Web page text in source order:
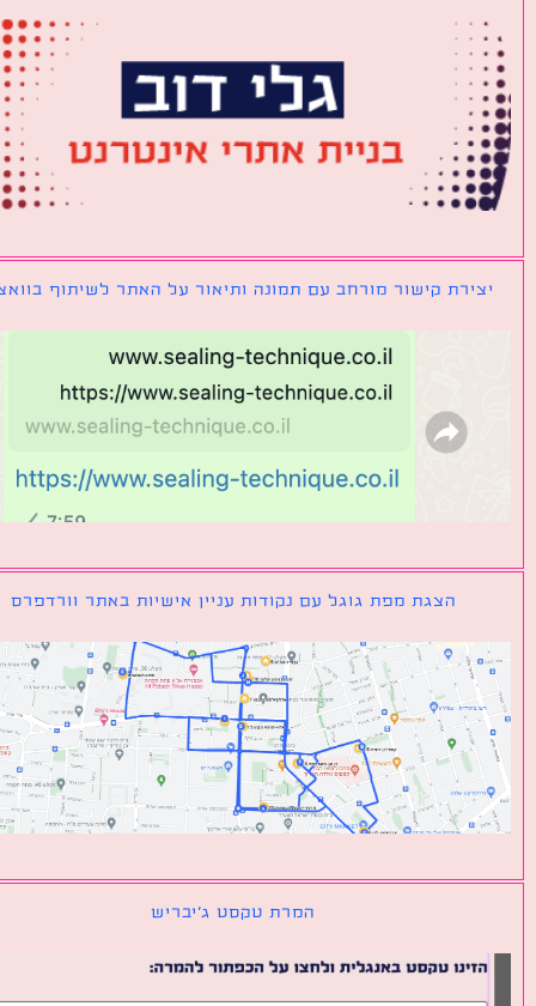
קישור מורחב עם תמונה ותיאור על האתר לשיתוף בוואצאפ
הצגת מפת גוגל עם נקודות עניין אישיות באתר וורדפרס
המרת טקסט ג׳יבריש